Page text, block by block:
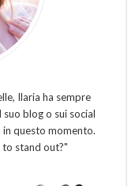
Ilaria ha sempre
suo blog o sui social
in questo momento.
stand out?"